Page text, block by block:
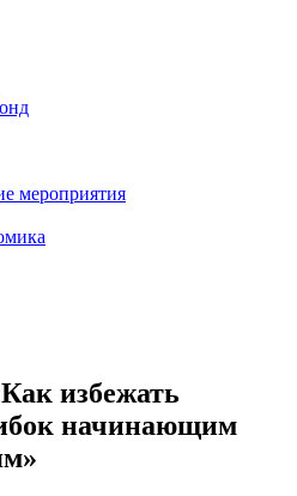
мероприятия
избежать
начинающим